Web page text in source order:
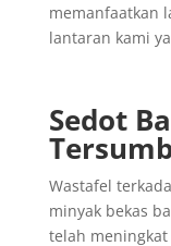
memanfaatkan
lantaran kami
Sedot
Wastafel
minyak bekas
telah